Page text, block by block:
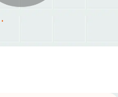
.